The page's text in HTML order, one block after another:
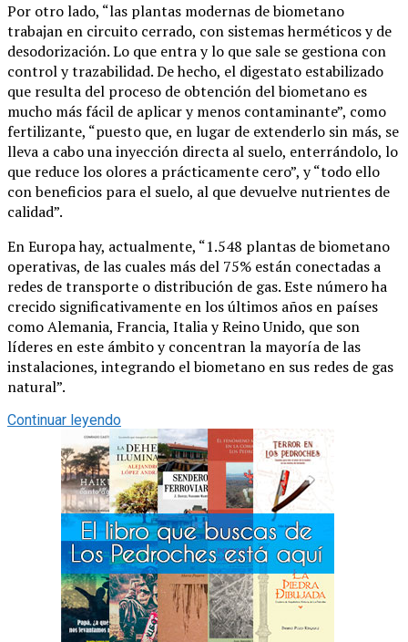
Por otro lado, “las plantas modernas de biometano
trabajan en circuito cerrado, con sistemas herméticos y de
desodorización. Lo que entra y lo que sale se gestiona con
control y trazabilidad. De hecho, el digestato estabilizado
que resulta del proceso de obtención del biometano es
mucho más fácil de aplicar y menos contaminante”, como
fertilizante, “puesto que, en lugar de extenderlo sin más, se
lleva a cabo una inyección directa al suelo, enterrándolo, lo
que reduce los olores a prácticamente cero”, y “todo ello
con beneficios para el suelo, al que devuelve nutrientes de
calidad”.
En Europa hay, actualmente, “1.548 plantas de biometano
operativas, de las cuales más del 75% están conectadas a
redes de transporte o distribución de gas. Este número ha
crecido significativamente en los últimos años en países
como Alemania, Francia, Italia y Reino Unido, que son
líderes en este ámbito y concentran la mayoría de las
instalaciones, integrando el biometano en sus redes de gas
natural”.
Continuar leyendo